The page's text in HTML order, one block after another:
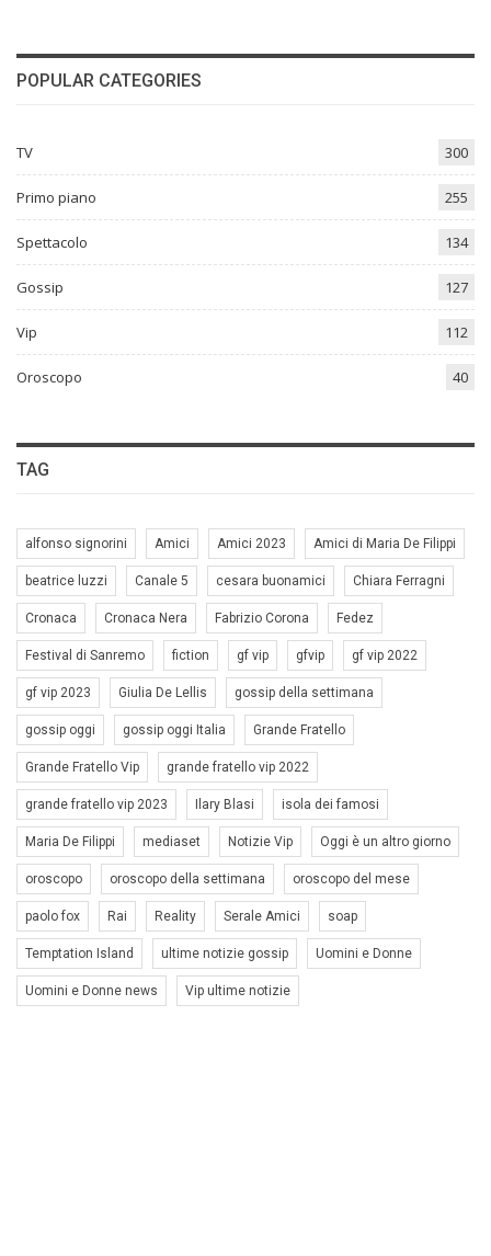
POPULAR CATEGORIES
TV 300
Primo piano 255
Spettacolo 134
Gossip 127
Vip 112
Oroscopo 40
TAG
alfonso signorini Amici Amici 2023 Amici di Maria De Filippi
beatrice luzzi Canale 5 cesara buonamici Chiara Ferragni
Cronaca Cronaca Nera Fabrizio Corona Fedez
Festival di Sanremo fiction gf vip gfvip gf vip 2022
gf vip 2023 Giulia De Lellis gossip della settimana
gossip oggi gossip oggi Italia Grande Fratello
Grande Fratello Vip grande fratello vip 2022
grande fratello vip 2023 Ilary Blasi isola dei famosi
Maria De Filippi mediaset Notizie Vip Oggi è un altro giorno
oroscopo oroscopo della settimana oroscopo del mese
paolo fox Rai Reality Serale Amici soap
Temptation Island ultime notizie gossip Uomini e Donne
Uomini e Donne news Vip ultime notizie